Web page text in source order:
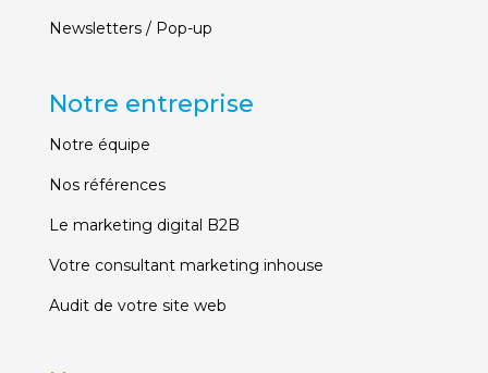
Newsletters / Pop-up
Notre entreprise
Notre équipe
Nos références
Le marketing digital B2B
Votre consultant marketing inhouse
Audit de votre site web